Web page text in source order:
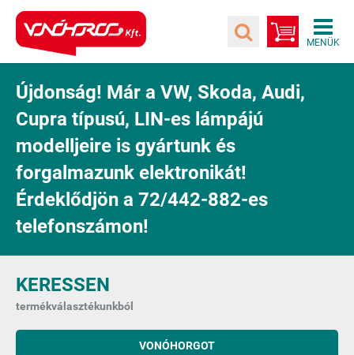
Újdonság! Már a VW, Skoda, Audi,
Cupra típusú, LIN-es lámpájú
modelljeire is gyártunk és
forgalmazunk elektronikát!
Érdeklődjön a 72/442-882-es
telefonszámon!
KERESSEN
termékválasztékunkból
VONÓHORGOT